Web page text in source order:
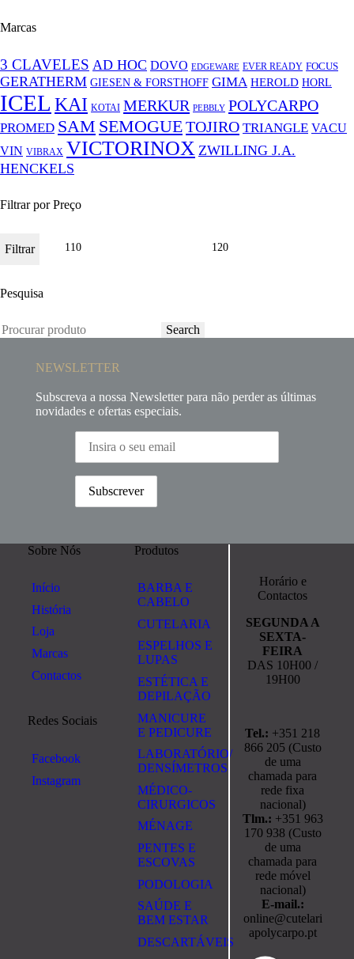
Marcas
3 CLAVELES AD HOC DOVO EDGEWARE EVER READY FOCUS
GERATHERM GIESEN & FORSTHOFF GIMA HEROLD HORL
ICEL KAI KOTAI MERKUR PEBBLY POLYCARPO
PROMED SAM SEMOGUETOJIRO TRIANGLE VACU
VIN VIBRAX VICTORINOX ZWILLING J.A.
HENCKELS
Filtrar por Preço
Filtrar
Pesquisa
Search
NEWSLETTER
Subscreva a nossa Newsletter para não perder as últimas
novidades e ofertas especiais.
Sobre Nós
Início
História
Loja
Marcas
Contactos
Redes Sociais
Facebook
Instagram
Produtos
BARBA E
CABELO
CUTELARIA
ESPELHOS E
LUPAS
ESTÉTICA E
DEPILAÇÃO
MANICURE
E PEDICURE
LABORATÓRIO/
DENSÍMETROS
MÉDICO-
CIRURGICOS
MÉNAGE
PENTES E
ESCOVAS
PODOLOGIA
SAÚDE E
BEM ESTAR
DESCARTÁVEIS
Horário e
Contactos
SEGUNDA A
SEXTA-
FEIRA
DAS 10H00 /
19H00
Tel.: +351 218
866 205 (Custo
de uma
chamada para
rede fixa
nacional)
Tlm.: +351 963
170 938 (Custo
de uma
chamada para
rede móvel
nacional)
E-mail.:
online@cutelari
apolycarpo.pt